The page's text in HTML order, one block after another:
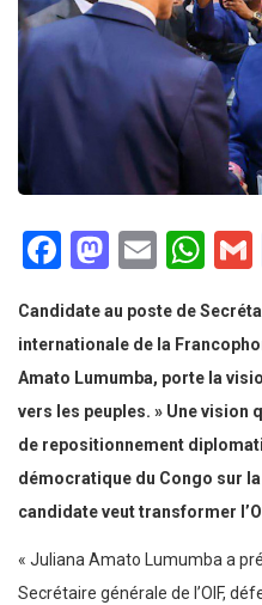
Facebook
Email
Candidate au poste de
internationale de la
Amato Lumumba, porte la
vers les peuples. » Une vision
de repositionnement
démocratique du Congo sur
candidate veut transformer
« Juliana Amato Lumumba a
Secrétaire générale de l’OIF,